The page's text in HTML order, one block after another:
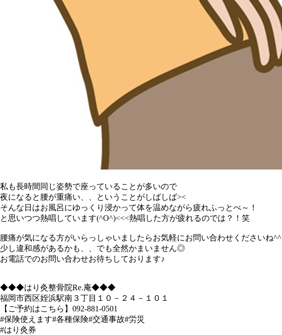
私も長時間同じ姿勢で座っていることが多いので
夜になると腰が重痛い、、ということがしばしば><
そんな日はお風呂にゆっくり浸かって体を温めながら疲れふっとべ～！
と思いつつ熱唱しています(^O^)<<<熱唱した方が疲れるのでは？！笑
腰痛が気になる方がいらっしゃいましたらお気軽にお問い合わせくださいね^^
少し違和感があるかも、、でも全然かまいません◎
お電話でのお問い合わせお待ちしております♪
◆◆◆はり灸整骨院Re.庵◆◆◆
福岡市西区姪浜駅南３丁目１０－２４－１０１
【ご予約はこちら】092-881-0501
#保険使えます#各種保険#交通事故#労災
#はり灸券